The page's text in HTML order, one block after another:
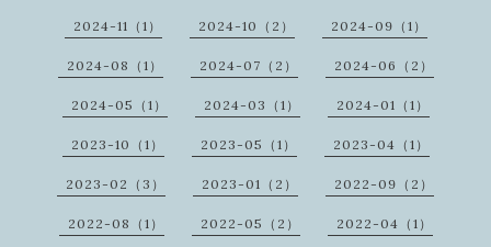
2024-11（1） 2024-10（2） 2024-09（1）
2024-08（1） 2024-07（2） 2024-06（2）
2024-05（1） 2024-03（1） 2024-01（1）
2023-10（1） 2023-05（1） 2023-04（1）
2023-02（3） 2023-01（2） 2022-09（2）
2022-08（1） 2022-05（2） 2022-04（1）